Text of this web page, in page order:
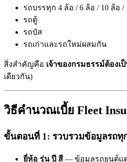
รถบรรทุก 4 ล้อ / 6 ล้อ / 10 ล้อ /
รถตู้
รถบัส
รถเก่าและรถใหม่ผสมกัน
สิ่งสำคัญคือ เจ้าของกรมธรรม์ต้องเ
เดียวกัน)
วิธีคำนวณเบี้ย Fleet
ขั้นตอนที่ 1: รวบรวมข้อมูลรถทุ
ยี่ห้อ รุ่น ปี สี — ข้อมูลรถยนต์แ